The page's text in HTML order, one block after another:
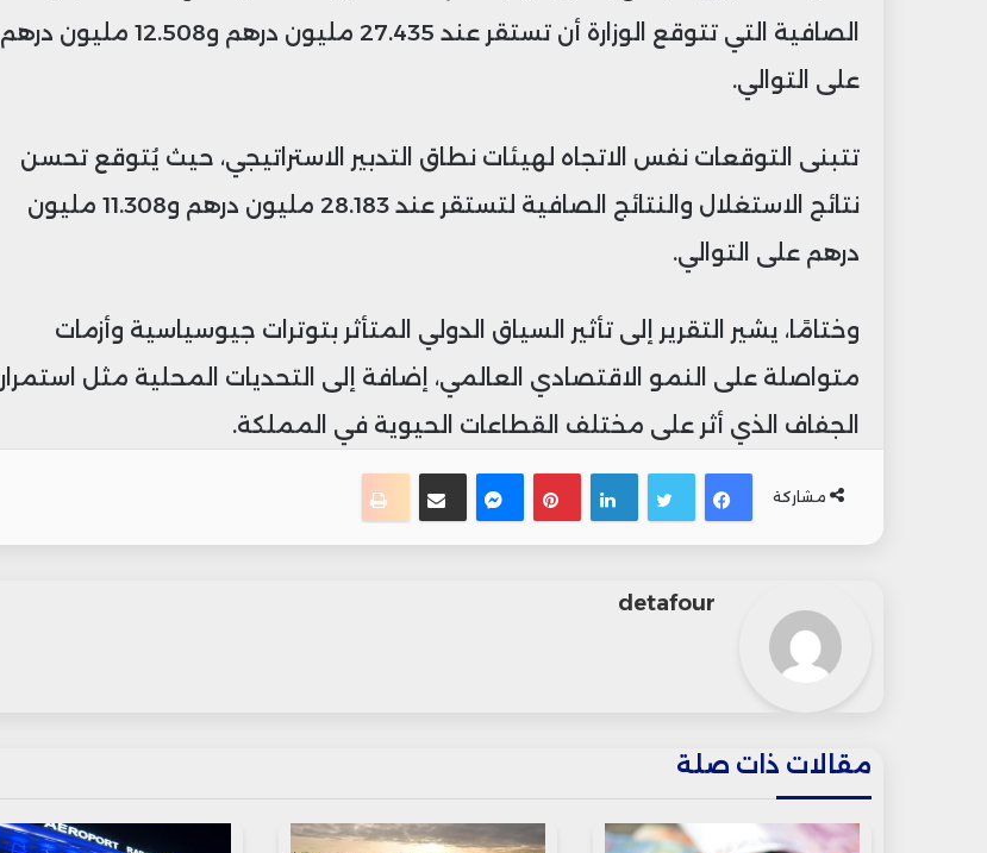
الصافية التي تتوقع الوزارة أن تستقر عند 27.435 مليون درهم و12.508 مليون درهم
على التوالي.
تتبنى التوقعات نفس الاتجاه لهيئات نطاق التدبير الاستراتيجي، حيث يُتوقع تحسن
نتائج الاستغلال والنتائج الصافية لتستقر عند 28.183 مليون درهم و11.308 مليون
درهم على التوالي.
وختامًا، يشير التقرير إلى تأثير السياق الدولي المتأثر بتوترات جيوسياسية وأزمات
متواصلة على النمو الاقتصادي العالمي، إضافة إلى التحديات المحلية مثل استمرار
الجفاف الذي أثر على مختلف القطاعات الحيوية في المملكة.
مشاركة
فيسبوك
تويترلينكدإنبينتيريست
ماسنجر
مشاركة عبر البريدطباعة
detafour
مقالات ذات صلة